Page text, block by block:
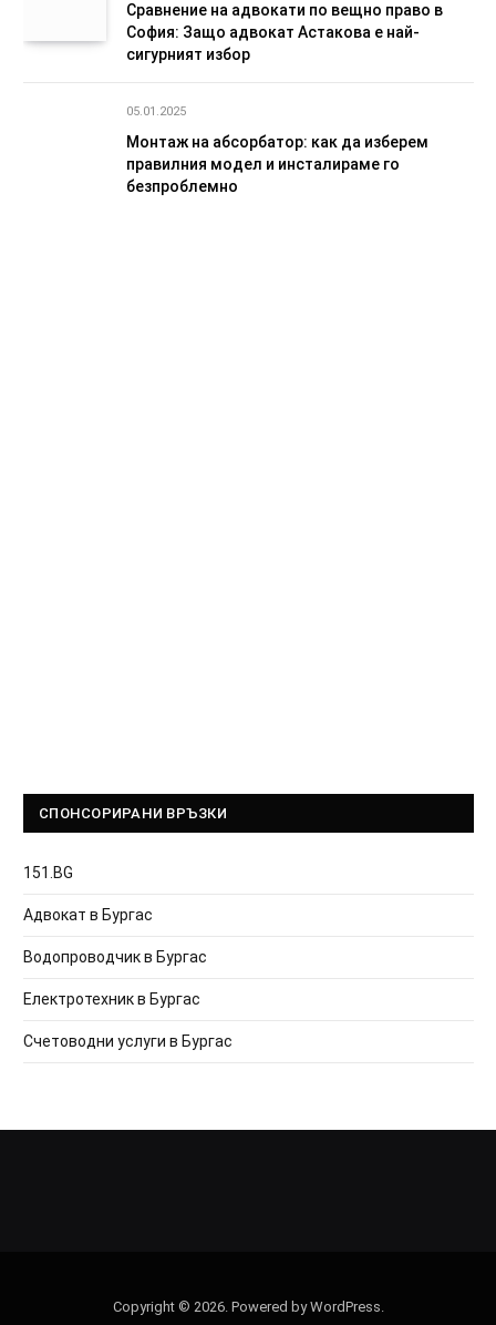
Сравнение на адвокати по вещно право в
София: Защо адвокат Астакова е най-
сигурният избор
05.01.2025
Монтаж на абсорбатор: как да изберем
правилния модел и инсталираме го
безпроблемно
СПОНСОРИРАНИ ВРЪЗКИ
151.BG
Адвокат в Бургас
Водопроводчик в Бургас
Електротехник в Бургас
Счетоводни услуги в Бургас
Copyright © 2026. Powered by WordPress.